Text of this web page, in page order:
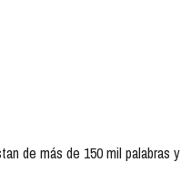
de más de 150 mil palabras y